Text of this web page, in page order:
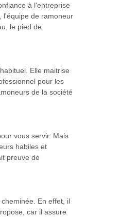
à l'entreprise
l'équipe de ramoneur
le pied de
Elle maitrise
pour les
de la société
vous servir. Mais
habiles et
preuve de
En effet, il
car il assure